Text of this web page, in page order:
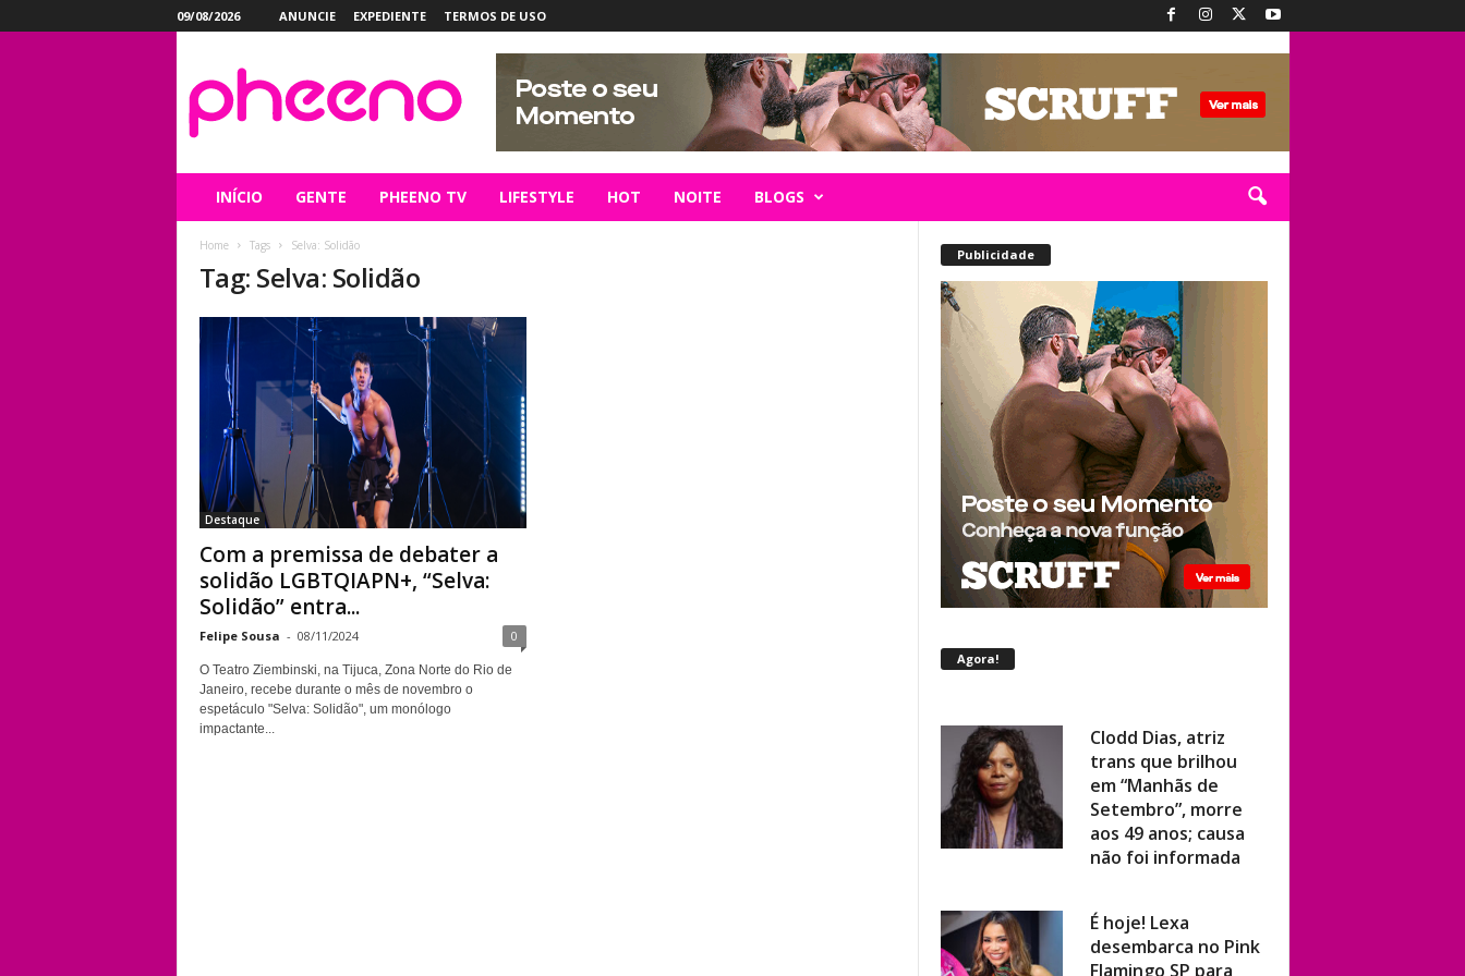
09/08/2026 ANUNCIE EXPEDIENTE TERMOS DE USO
INÍCIO GENTE PHEENO TV LIFESTYLE HOT NOITE BLOGS
Home Tags Selva: Solidão
Tag: Selva: Solidão
Destaque
Com a premissa de debater a
solidão LGBTQIAPN+, “Selva:
Solidão” entra...
Felipe Sousa - 08/11/2024 0
O Teatro Ziembinski, na Tijuca, Zona Norte do Rio de
Janeiro, recebe durante o mês de novembro o
espetáculo "Selva: Solidão", um monólogo
impactante...
Publicidade
Agora!
trans que brilhou
em “Manhãs de
Setembro”, morre
aos 49 anos; causa
não foi informada
desembarca no Pink
Flamingo SP para
show ao vivo com